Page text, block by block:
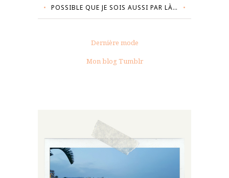
POSSIBLE QUE JE SOIS AUSSI PAR LÀ…
Dernière mode
Mon blog Tumblr